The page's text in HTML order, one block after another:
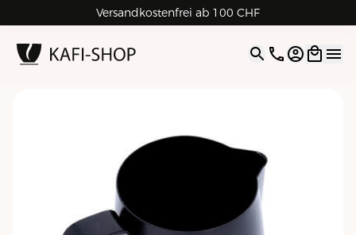
Versandkostenfrei ab 100 CHF
4.9| 5.0 Google
Open